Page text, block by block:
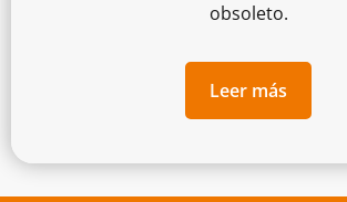
obsoleto.
Leer más